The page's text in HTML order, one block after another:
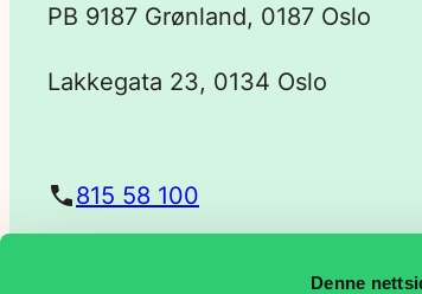
Denne
PB 9187 Grønland, 0187 Oslo
Lakkegata 23, 0134 Oslo
815 58 100